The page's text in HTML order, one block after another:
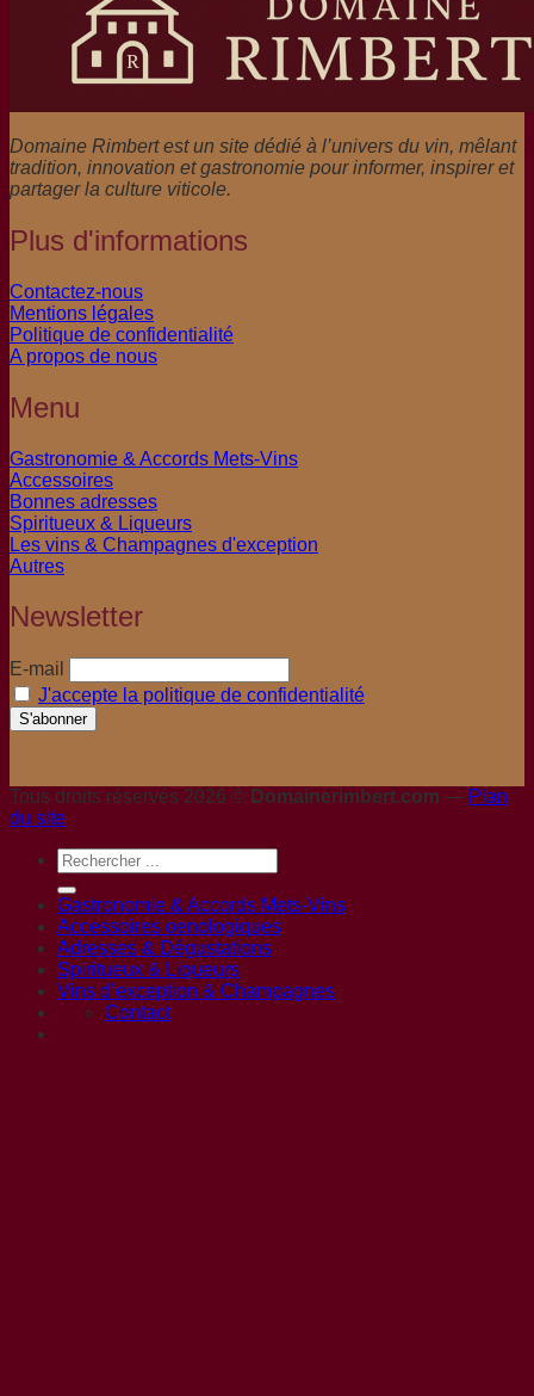
Domaine Rimbert est un site dédié à l’univers du vin, mêlant
tradition, innovation et gastronomie pour informer, inspirer et
partager la culture viticole.
Plus d'informations
Contactez-nous
Mentions légales
Politique de confidentialité
A propos de nous
Menu
Gastronomie & Accords Mets-Vins
Accessoires
Bonnes adresses
Spiritueux & Liqueurs
Les vins & Champagnes d'exception
Autres
Newsletter
E-mail
J'accepte la politique de confidentialité
Tous droits réservés 2026 © Domainerimbert.com — Plan
du site
Gastronomie & Accords Mets-Vins
Accessoires oenologiques
Adresses & Dégustations
Spiritueux & Liqueurs
Vins d’exception & Champagnes
Contact